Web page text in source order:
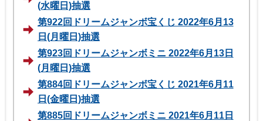
(水曜日)抽選
第922回ドリームジャンボ宝くじ 2022年6月13
日(月曜日)抽選
第923回ドリームジャンボミニ 2022年6月13日
(月曜日)抽選
第884回ドリームジャンボ宝くじ 2021年6月11
日(金曜日)抽選
第885回ドリームジャンボミニ 2021年6月11日